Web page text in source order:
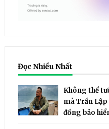
Đọc Nhiều Nhất
Không thể
mà Trần Lập
đồng bảo